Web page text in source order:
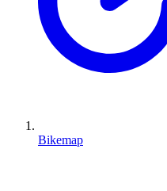
Bikemap